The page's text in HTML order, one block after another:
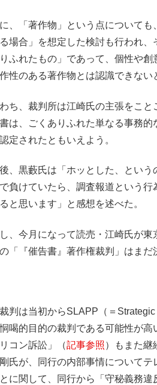
、「著作物」という点についても
場合」を想定した検討も行われ
ふれたもの」であって、個性や
性のある著作物とは認識できない
ち、裁判所は江崎氏の主張をこと
は、ごくありふれた単なる事務
定されたともいえよう。
、黒藪氏は「ホッとした、という
負けていたら、調査報道という
と思います」と感想を述べた。
、今月になって読売・江崎氏が東
「『催告書』著作権裁判」はま
判は当初からSLAPP（＝
喝的目的の裁判である可能性が
コン訴訟」（記事参照）もまた継
氏が、同行の内部事情について
に関して、同行から「守秘義務